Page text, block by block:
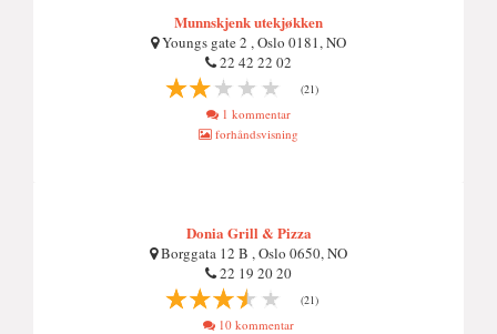
Munnskjenk utekjøkken
Youngs gate 2 , Oslo 0181, NO
22 42 22 02
(21)
1 kommentar
forhåndsvisning
Donia Grill & Pizza
Borggata 12 B , Oslo 0650, NO
22 19 20 20
(21)
10 kommentar